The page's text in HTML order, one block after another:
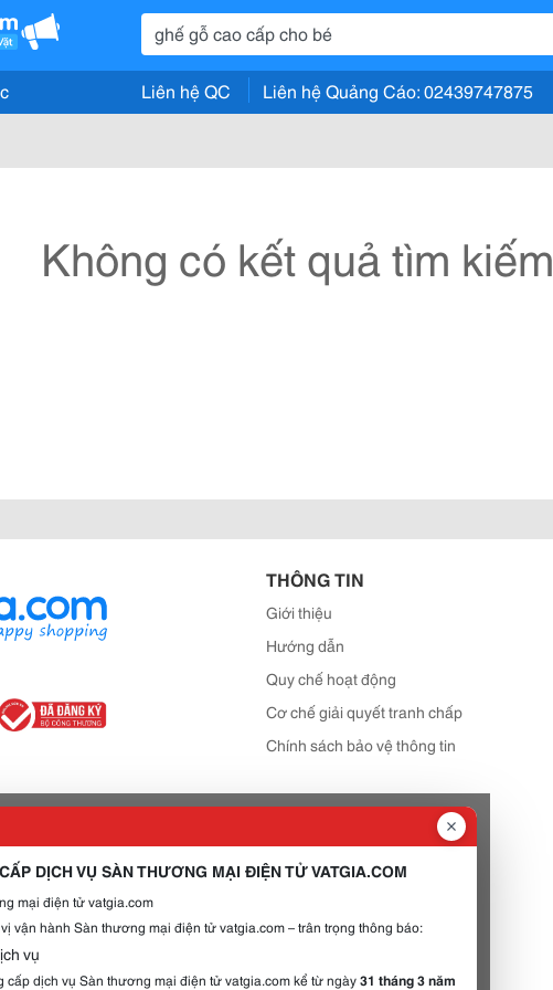
Liên hệ QC Liên hệ Quảng Cáo: 02439747875
Không có kết quả tìm kiếm
THÔNG TIN
Giới thiệu
Hướng dẫn
Quy chế hoạt động
Cơ chế giải quyết tranh chấp
Chính sách bảo vệ thông tin
DỊCH VỤ SÀN THƯƠNG MẠI ĐIỆN TỬ VATGIA.COM
mại điện tử vatgia.com
vận hành Sàn thương mại điện tử vatgia.com – trân trọng thông báo:
vụ
dịch vụ Sàn thương mại điện tử vatgia.com kể từ ngày31 tháng 3 năm